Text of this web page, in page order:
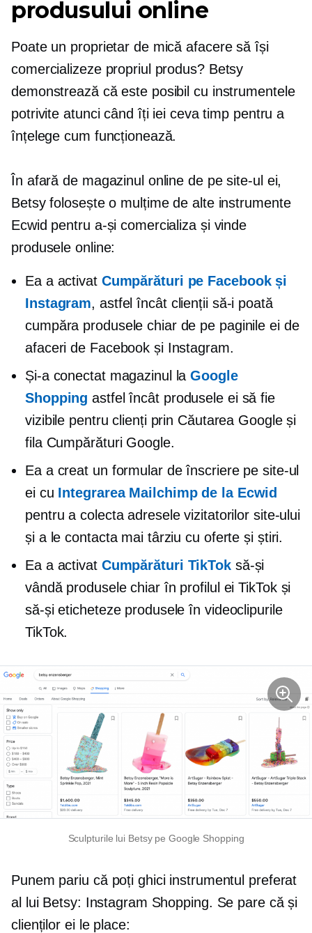
produsului online
Poate un proprietar de mică afacere să își
comercializeze propriul produs? Betsy
demonstrează că este posibil cu instrumentele
potrivite atunci când îți iei ceva timp pentru a
înțelege cum funcționează.
În afară de magazinul online de pe site-ul ei,
Betsy folosește o mulțime de alte instrumente
Ecwid pentru a-și comercializa și vinde
produsele online:
Ea a activat Cumpărături pe Facebook și
Instagram, astfel încât clienții să-i poată
cumpăra produsele chiar de pe paginile ei de
afaceri de Facebook și Instagram.
Și-a conectat magazinul laGoogle
Shopping astfel încât produsele ei să fie
vizibile pentru clienți prin Căutarea Google și
fila Cumpărături Google.
Ea a creat un formular de înscriere pe site-ul
ei cu Integrarea Mailchimp de la Ecwid
pentru a colecta adresele vizitatorilor site-ului
și a le contacta mai târziu cu oferte și știri.
Ea a activat Cumpărături TikToksă-și
vândă produsele chiar în profilul ei TikTok și
să-și eticheteze produsele în videoclipurile
TikTok.
Sculpturile lui Betsy pe Google Shopping
Punem pariu că poți ghici instrumentul preferat
al lui Betsy: Instagram Shopping. Se pare că și
clienților ei le place: